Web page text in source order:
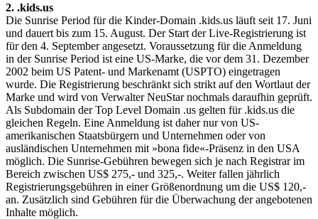
2. .kids.us
Die Sunrise Period für die Kinder-Domain .kids.us läuft seit 17. Juni
und dauert bis zum 15. August. Der Start der Live-Registrierung ist
für den 4. September angesetzt. Voraussetzung für die Anmeldung
in der Sunrise Period ist eine US-Marke, die vor dem 31. Dezember
2002 beim US Patent- und Markenamt (USPTO) eingetragen
wurde. Die Registrierung beschränkt sich strikt auf den Wortlaut der
Marke und wird von Verwalter NeuStar nochmals daraufhin geprüft.
Als Subdomain der Top Level Domain .us gelten für .kids.us die
gleichen Regeln. Eine Anmeldung ist daher nur von US-
amerikanischen Staatsbürgern und Unternehmen oder von
ausländischen Unternehmen mit »bona fide«-Präsenz in den USA
möglich. Die Sunrise-Gebühren bewegen sich je nach Registrar im
Bereich zwischen US$ 275,- und 325,-. Weiter fallen jährlich
Registrierungsgebühren in einer Größenordnung um die US$ 120,-
an. Zusätzlich sind Gebühren für die Überwachung der angebotenen
Inhalte möglich.